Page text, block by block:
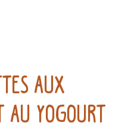
Aux
Au Yogourt